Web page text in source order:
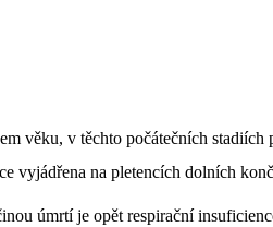
věku, v těchto počátečních
vyjádřena na pletencích dolních
úmrtí je opět respirační